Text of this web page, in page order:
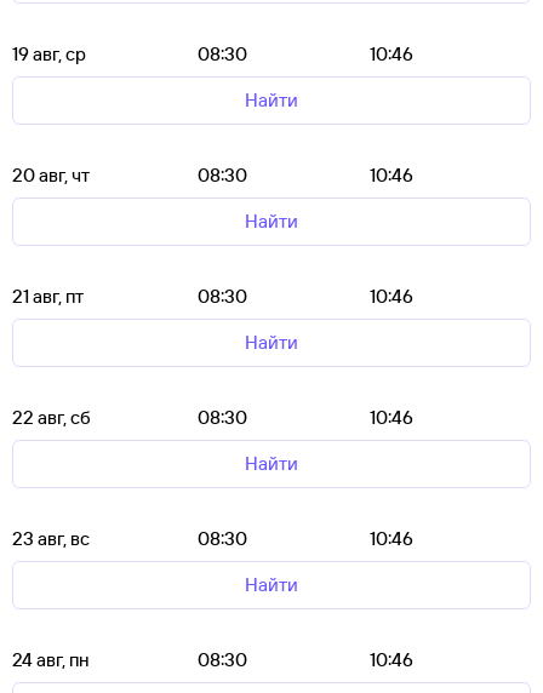
19 авг, ср 08:30
10:46
Найти
20 авг, чт 08:30
10:46
Найти
21 авг, пт 08:30
10:46
Найти
22 авг, сб 08:30
10:46
Найти
23 авг, вс 08:30
10:46
Найти
24 авг, пн 08:30
10:46